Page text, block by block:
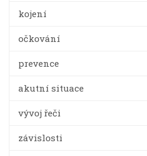
kojení
očkování
prevence
akutní situace
vývoj řeči
závislosti